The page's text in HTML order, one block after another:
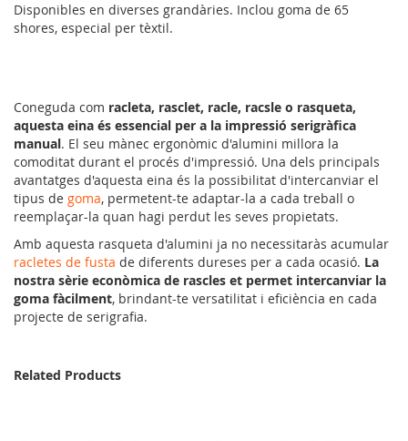
Disponibles en diverses grandàries. Inclou goma de 65
shores, especial per tèxtil.
Coneguda com racleta, rasclet, racle, racsle o rasqueta,
aquesta eina és essencial per a la impressió serigràfica
manual. El seu mànec ergonòmic d'alumini millora la
comoditat durant el procés d'impressió. Una dels principals
avantatges d'aquesta eina és la possibilitat d'intercanviar el
tipus de goma, permetent-te adaptar-la a cada treball o
reemplaçar-la quan hagi perdut les seves propietats.
Amb aquesta rasqueta d'alumini ja no necessitaràs acumular
racletes de fusta de diferents dureses per a cada ocasió. La
nostra sèrie econòmica de rascles et permet intercanviar la
goma fàcilment, brindant-te versatilitat i eficiència en cada
projecte de serigrafia.
Related Products